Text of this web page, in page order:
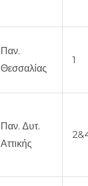
Παν.
Θεσσαλίας
1
Παν. Δυτ.
Αττικής